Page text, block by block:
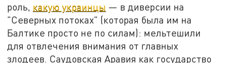
роль, какую украинцы — в диверсии на
"Северных потоках" (которая была им на
Балтике просто не по силам): мельтешили
для отвлечения внимания от главных
злодеев. Саудовская Аравия как государство